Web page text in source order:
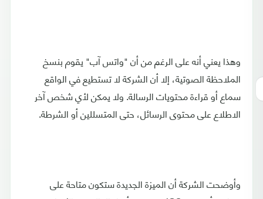
وهذا يعني أنه على الرغم من أن "واتس آب" يقوم بنسخ
الملاحظة الصوتية، إلا أن الشركة لا تستطيع في الواقع
سماع أو قراءة محتويات الرسالة. ولا يمكن لأي شخص آخر
الاطلاع على محتوى الرسائل، حتى المتسللين أو الشرطة.
وأوضحت الشركة أن الميزة الجديدة ستكون متاحة على